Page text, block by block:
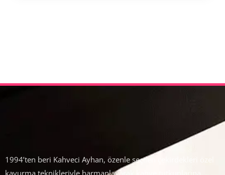
1994’ten beri Kahveci Ayhan, özenle seçilen çekirdekleri özel